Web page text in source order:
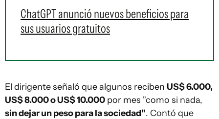
ChatGPT anunció nuevos beneficios para
sus usuarios gratuitos
El dirigente señaló que algunos reciben US$ 6.000,
US$ 8.000 o US$ 10.000 por mes "como si nada,
sin dejar un peso para la sociedad". Contó que